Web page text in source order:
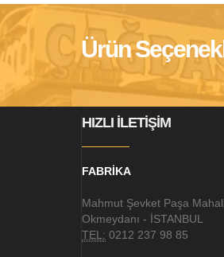
Ürün
HIZLI İLETİŞİM
FABRİKA
Mahmut Şevket Paşa
Okmeydanı - İSTANBUL
TEL: 0212 237 98 85